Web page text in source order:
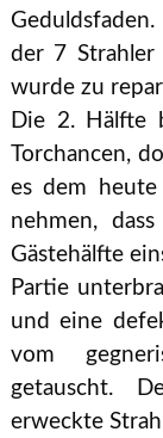
der 7 Strahler
wurde zu
Die 2. Hälfte
Torchancen,
es dem
nehmen,
Gästehälfte
Partie
und eine
vom
getauscht.
erweckte